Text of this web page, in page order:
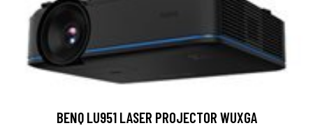
BENQ LU951 LASER PROJECTOR WUXGA